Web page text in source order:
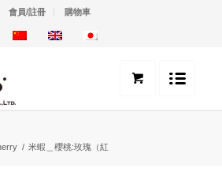
會員/註冊 購物車
/ 米蝦＿櫻桃:玫瑰（紅